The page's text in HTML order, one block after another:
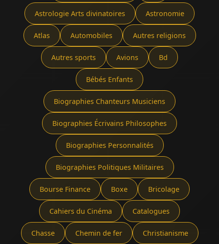
Astrologie Arts divinatoires Astronomie
Atlas Automobiles Autres religions
Autres sports Avions Bd
Bébés Enfants
Biographies Chanteurs Musiciens
Biographies Écrivains Philosophes
Biographies Personnalités
Biographies Politiques Militaires
Bourse Finance Boxe Bricolage
Cahiers du Cinéma Catalogues
Chasse Chemin de fer Christianisme